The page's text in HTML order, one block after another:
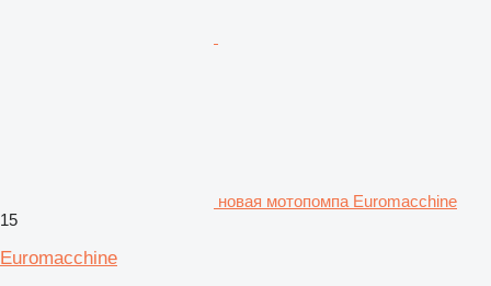
новая мотопомпа Euromacchine
15
Euromacchine